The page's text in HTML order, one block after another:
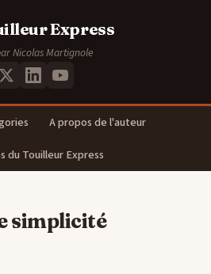
Express
Nicolas Martignole
A propos de l'auteur
du Touilleur Express
simplicité